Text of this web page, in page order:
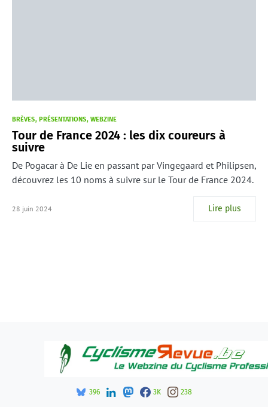
BRÈVES PRÉSENTATIONS WEBZINE
Tour de France 2024 : les dix coureurs à
suivre
De Pogacar à De Lie en passant par Vingegaard et Philipsen,
découvrez les 10 noms à suivre sur le Tour de France 2024.
28 juin 2024 Lire plus
396 3K 238